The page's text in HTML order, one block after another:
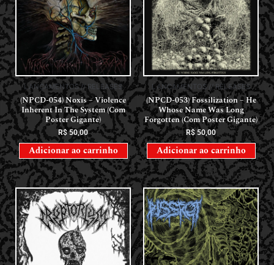
LANÇAMENTOS // RELEASES
(NPCD-054) Noxis – Violence
Inherent In The System (Com
Poster Gigante)
R$50,00
Adicionar ao carrinho
LANÇAMENTOS // RELEASES
(NPCD-053) Fossilization – He
Whose Name Was Long
Forgotten (Com Poster Gigante)
R$ 50,00
Adicionar ao carrinho